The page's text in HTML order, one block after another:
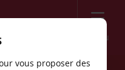
Menu
vous proposer des